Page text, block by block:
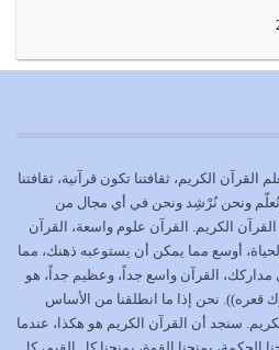
الدين الذي شرعه الله للناس في
وَالصَّادِقِينَ وَالْقَانِتِينَ
الكريم، ثقافتنا تكون قرآنية، ثقافتنا
ونُعلّم ونحن نُرْشِد ونحن في أي مجال من
الكريم. القرآن علوم واسعة، القرآن
أوسع مما يمكن أن يستوعبه ذهنك، مما
القرآن واسع جداً، وعظيم جداً، هو
قعره)). نحن إذا ما انطلقنا من الأساس
سنجد أن القرآن الكريم هو هكذا، عندما